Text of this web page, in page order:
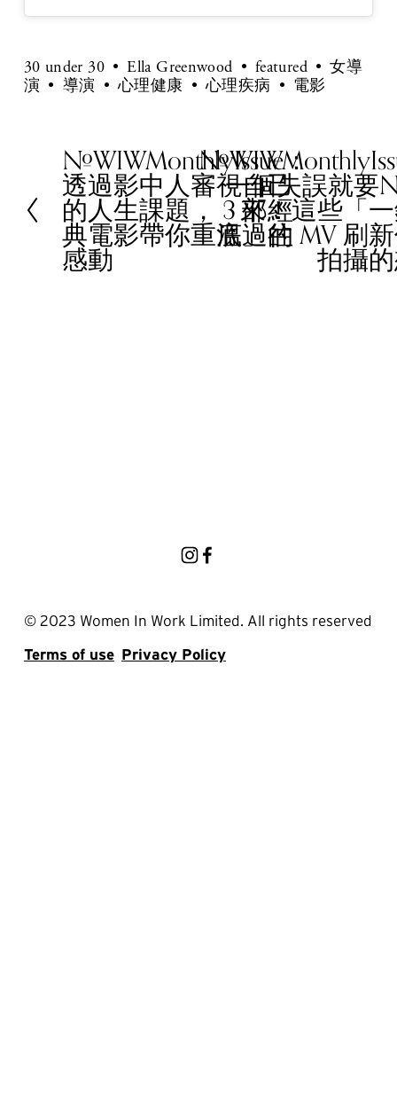
30 under 30 Ella Greenwood featured
女導
演
導演 心理健康 心理疾病 電影
P
r
e
v
#WIWMonthlyIssue：
透過影中人審視自己
的人生課題， 3 部經
典電影帶你重溫過往
感動
N
e
t
一個失誤就要
來！這些「
底」的 MV 刷
拍攝
© 2023 Women In Work Limited. All rights reserved
Terms of use Privacy Policy